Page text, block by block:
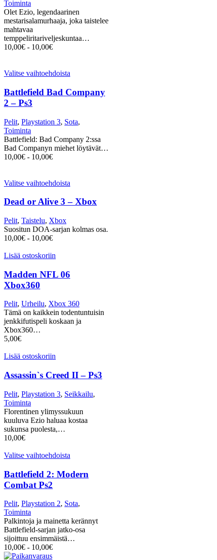
Toiminta
Olet Ezio, legendaarinen
mestarisalamurhaaja, joka taistelee
mahtavaa
temppeliritariveljeskuntaa…
10,00€ - 10,00€
Valitse vaihtoehdoista
Battlefield Bad Company
2 – Ps3
Pelit, Playstation 3, Sota,
Toiminta
Battlefield: Bad Company 2:ssa
Bad Companyn miehet löytävät…
10,00€ - 10,00€
Valitse vaihtoehdoista
Dead or Alive 3 – Xbox
Pelit, Taistelu, Xbox
Suositun DOA-sarjan kolmas osa.
10,00€ - 10,00€
Lisää ostoskoriin
Madden NFL 06
Xbox360
Pelit, Urheilu, Xbox 360
Tämä on kaikkein todentuntuisin
jenkkifutispeli koskaan ja
Xbox360…
5,00€
Lisää ostoskoriin
Assassin`s Creed II – Ps3
Pelit, Playstation 3, Seikkailu,
Toiminta
Florentinen ylimyssukuun
kuuluva Ezio haluaa kostaa
sukunsa puolesta,…
10,00€
Valitse vaihtoehdoista
Battlefield 2: Modern
Combat Ps2
Pelit, Playstation 2, Sota,
Toiminta
Palkintoja ja mainetta kerännyt
Battlefield-sarjan jatko-osa
sijoittuu ensimmäistä…
10,00€ - 10,00€